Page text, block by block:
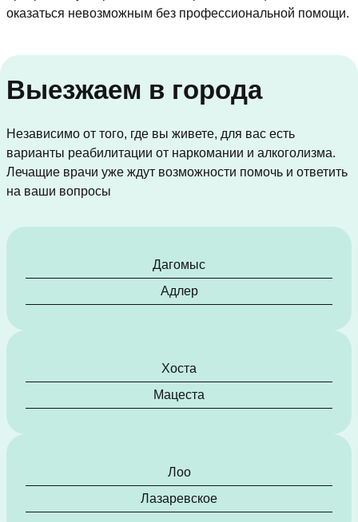
оказаться невозможным без профессиональной помощи.
Выезжаем в города
Независимо от того, где вы живете, для вас есть
варианты реабилитации от наркомании и алкоголизма.
Лечащие врачи уже ждут возможности помочь и ответить
на ваши вопросы
Дагомыс
Адлер
Хоста
Мацеста
Лоо
Лазаревское